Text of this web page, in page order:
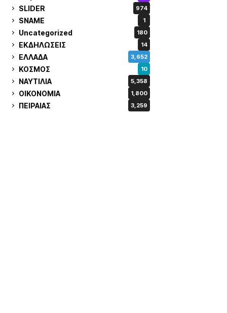
SLIDER 974
SNAME 1
Uncategorized 180
ΕΚΔΗΛΩΣΕΙΣ 14
ΕΛΛΑΔΑ 3,652
ΚΟΣΜΟΣ 10
ΝΑΥΤΙΛΙΑ 5,358
ΟΙΚΟΝΟΜΙΑ 1,800
ΠΕΙΡΑΙΑΣ 3,259